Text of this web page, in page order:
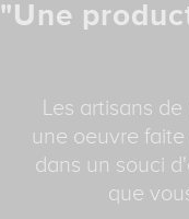
"Une
Les artisans
une oeuvre
dans un souci
que